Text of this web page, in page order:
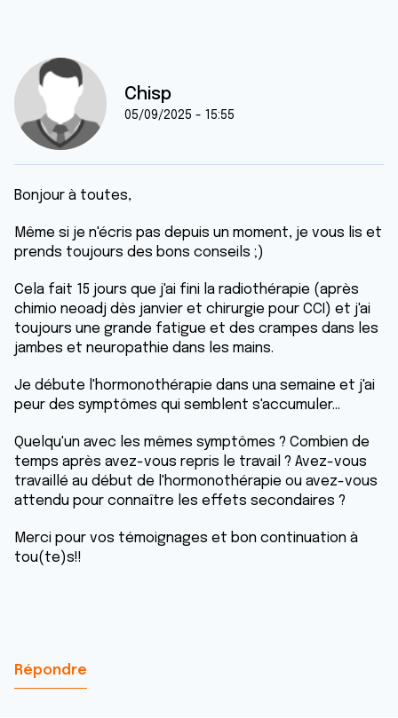
Chisp
05/09/2025 - 15:55
Bonjour à toutes,
Même si je n'écris pas depuis un moment, je vous lis et
prends toujours des bons conseils ;)
Cela fait 15 jours que j'ai fini la radiothérapie (après
chimio neoadj dès janvier et chirurgie pour CCI) et j'ai
toujours une grande fatigue et des crampes dans les
jambes et neuropathie dans les mains.
Je débute l'hormonothérapie dans una semaine et j'ai
peur des symptômes qui semblent s'accumuler...
Quelqu'un avec les mêmes symptômes ? Combien de
temps après avez-vous repris le travail ? Avez-vous
travaillé au début de l'hormonothérapie ou avez-vous
attendu pour connaître les effets secondaires ?
Merci pour vos témoignages et bon continuation à
tou(te)s!!
Répondre